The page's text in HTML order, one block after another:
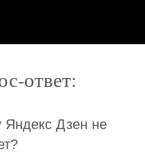
ответ:
Яндекс Дзен не